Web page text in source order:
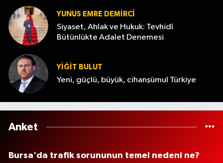
YUNUS EMRE DEMIRCI
Siyaset, Ahlak ve Hukuk: Tevhidî
Bütünlükte Adalet Denemesi
YİĞİT BULUT
Yeni, güçlü, büyük, cihanşümul Türkiye
Anket
Bursa'da trafik sorununun temel nedeni ne?